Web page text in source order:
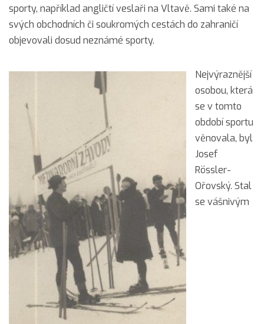
sporty, například angličtí veslaři na Vltavě. Sami také na
svých obchodních či soukromých cestách do zahraničí
objevovali dosud neznámé sporty.
Nejvýraznější
osobou, která
se v tomto
období sportu
věnovala, byl
Josef
Rössler-
Ořovský. Stal
se vášnivým